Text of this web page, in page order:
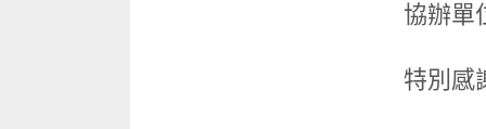
協辦單
特別感